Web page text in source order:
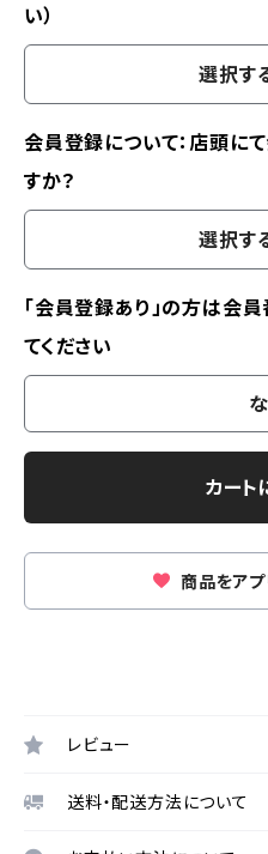
い）
選択す
会員登録について：店頭に
すか？
選択す
「会員登録あり」の方は会
てください
カート
商品をア
レビュー
送料・配送方法について